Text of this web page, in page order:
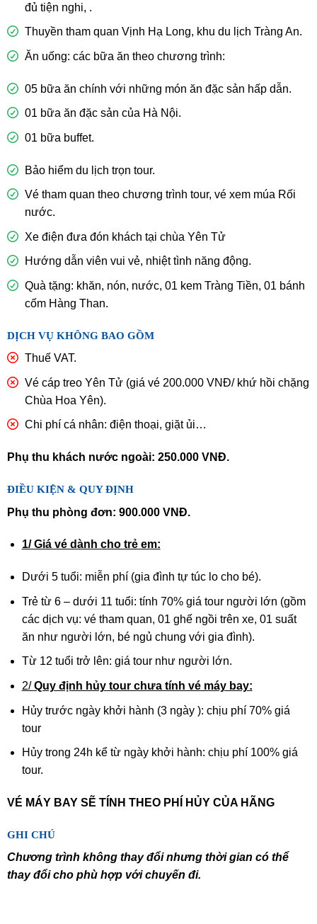
đủ tiện nghi, .
Thuyền tham quan Vịnh Hạ Long, khu du lịch Tràng An.
Ăn uống: các bữa ăn theo chương trình:
05 bữa ăn chính với những món ăn đặc sản hấp dẫn.
01 bữa ăn đặc sản của Hà Nội.
01 bữa buffet.
Bảo hiểm du lịch trọn tour.
Vé tham quan theo chương trình tour, vé xem múa Rối
nước.
Xe điện đưa đón khách tại chùa Yên Tử
Hướng dẫn viên vui vẻ, nhiệt tình năng động.
Quà tặng: khăn, nón, nước, 01 kem Tràng Tiền, 01 bánh
cốm Hàng Than.
DỊCH VỤ KHÔNG BAO GỒM
Thuế VAT.
Vé cáp treo Yên Tử (giá vé 200.000 VNĐ/ khứ hồi chặng
Chùa Hoa Yên).
Chi phí cá nhân: điện thoại, giặt ủi…
Phụ thu khách nước ngoài: 250.000 VNĐ.
ĐIỀU KIỆN & QUY ĐỊNH
Phụ thu phòng đơn: 900.000 VNĐ.
1/ Giá vé dành cho trẻ em:
Dưới 5 tuổi: miễn phí (gia đình tự túc lo cho bé).
Trẻ từ 6 – dưới 11 tuổi: tính 70% giá tour người lớn (gồm
các dịch vụ: vé tham quan, 01 ghế ngồi trên xe, 01 suất
ăn như người lớn, bé ngủ chung với gia đình).
Từ 12 tuổi trở lên: giá tour như người lớn.
2/Quy định hủy tour chưa tính vé máy bay:
Hủy trước ngày khởi hành (3 ngày ): chịu phí 70% giá
tour
Hủy trong 24h kể từ ngày khởi hành: chịu phí 100% giá
tour.
VÉ MÁY BAY SẼ TÍNH THEO PHÍ HỦY CỦA HÃNG
GHI CHÚ
Chương trình không thay đổi nhưng thời gian có thể
thay đổi cho phù hợp với chuyến đi.